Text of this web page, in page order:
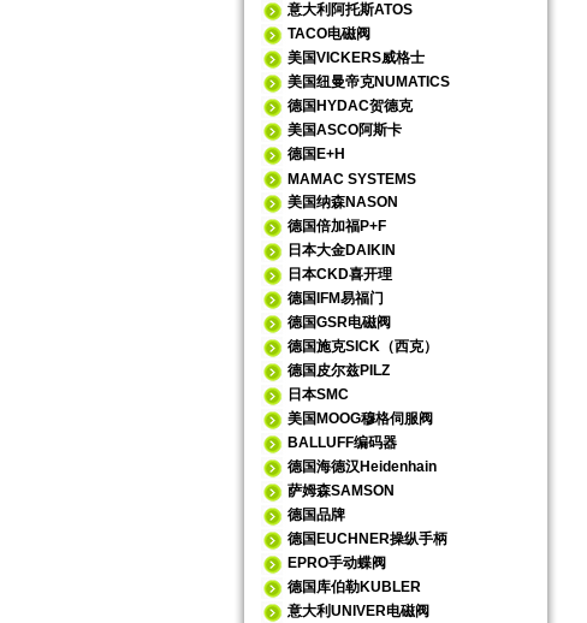
意大利阿托斯ATOS
TACO电磁阀
美国VICKERS威格士
美国纽曼帝克NUMATICS
德国HYDAC贺德克
美国ASCO阿斯卡
德国E+H
MAMAC SYSTEMS
美国纳森NASON
德国倍加福P+F
日本大金DAIKIN
日本CKD喜开理
德国IFM易福门
德国GSR电磁阀
德国施克SICK（西克）
德国皮尔兹PILZ
日本SMC
美国MOOG穆格伺服阀
BALLUFF编码器
德国海德汉Heidenhain
萨姆森SAMSON
德国品牌
德国EUCHNER操纵手柄
EPRO手动蝶阀
德国库伯勒KUBLER
意大利UNIVER电磁阀